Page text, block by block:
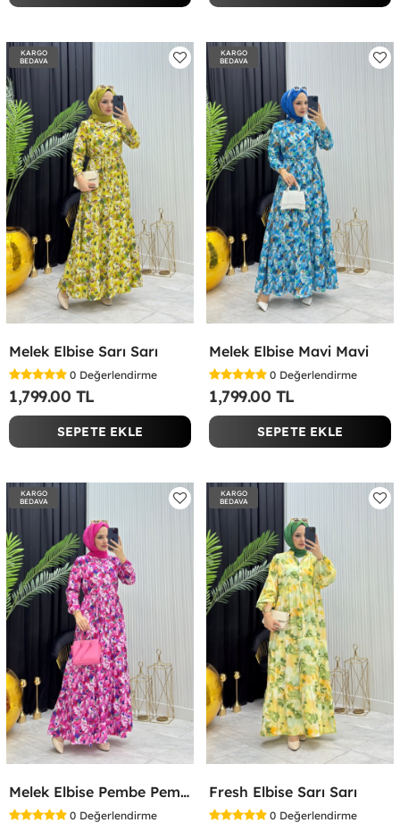
KARGO
BEDAVA
Melek Elbise Sarı Sarı
0 Değerlendirme
1,799.00 TL
SEPETE EKLE
KARGO
BEDAVA
Melek Elbise Mavi Mavi
0 Değerlendirme
1,799.00 TL
SEPETE EKLE
KARGO
BEDAVA
Melek Elbise Pembe Pembe
0 Değerlendirme
KARGO
BEDAVA
Fresh Elbise Sarı Sarı
0 Değerlendirme